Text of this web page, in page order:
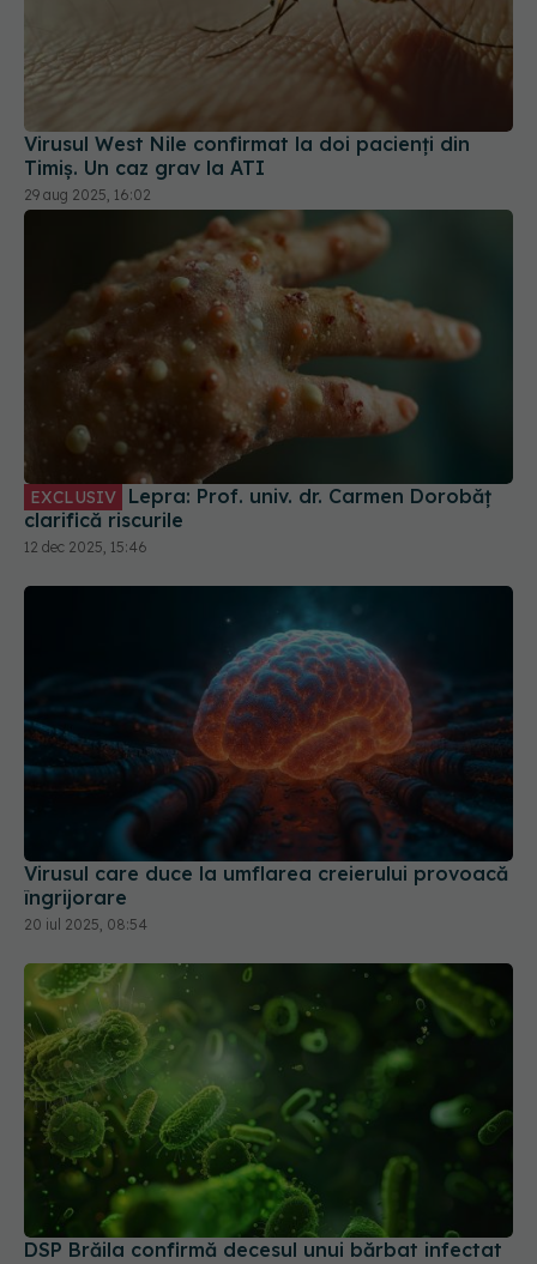
Virusul West Nile confirmat la doi pacienți din
Timiș. Un caz grav la ATI
29 aug 2025, 16:02
EXCLUSIV
clarifică riscurile
12 dec 2025, 15:46
Virusul care duce la umflarea creierului provoacă
îngrijorare
20 iul 2025, 08:54
DSP Brăila confirmă decesul unui bărbat infectat